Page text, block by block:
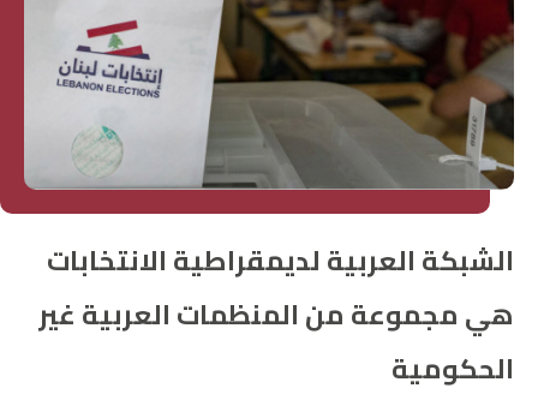
الشبكة العربية لديمقراطية الانتخابات
هي مجموعة من المنظمات العربية غير
الحكومية